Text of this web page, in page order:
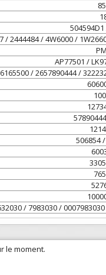
/ 2444484 / 4W6000 /
AP77501 /
/ 2657890444 /
506854
/ 7983030 /
le moment.